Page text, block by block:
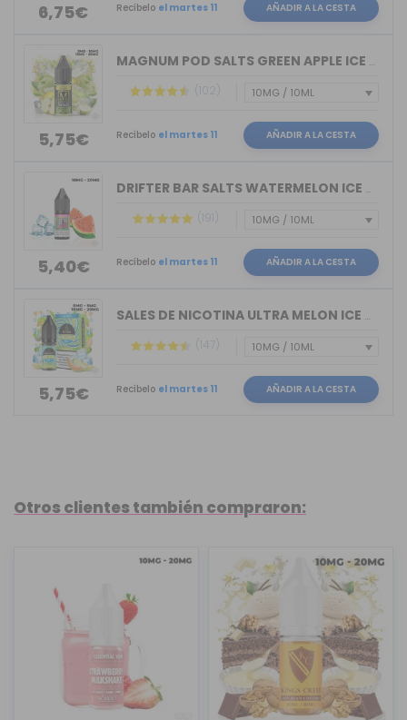
6,75€ Recíbelo el martes 11 AÑADIR A LA CESTA
5,75€
MAGNUM POD SALTS GREEN APPLE ICE 10ML
(102)
Recíbelo el martes 11 AÑADIR A LA CESTA
5,40€
DRIFTER BAR SALTS WATERMELON ICE JUIC...
(191)
Recíbelo el martes 11 AÑADIR A LA CESTA
5,75€
SALES DE NICOTINA ULTRA MELON ICE BAR...
(147)
Recíbelo el martes 11 AÑADIR A LA CESTA
Otros clientes también compraron: